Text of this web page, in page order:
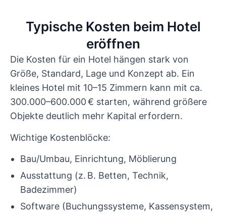
Typische Kosten beim Hotel
eröffnen
Die Kosten für ein Hotel hängen stark von
Größe, Standard, Lage und Konzept ab. Ein
kleines Hotel mit 10–15 Zimmern kann mit ca.
300.000–600.000 € starten, während größere
Objekte deutlich mehr Kapital erfordern.
Wichtige Kostenblöcke:
Bau/Umbau, Einrichtung, Möblierung
Ausstattung (z. B. Betten, Technik,
Badezimmer)
Software (Buchungssysteme, Kassensystem,